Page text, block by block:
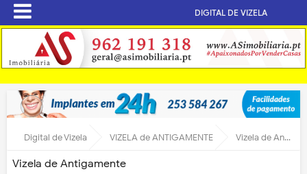
DIGITAL DE VIZELA
Digital de Vizela VIZELA de ANTIGAMENTE Vizela de Antigamente
Vizela de Antigamente